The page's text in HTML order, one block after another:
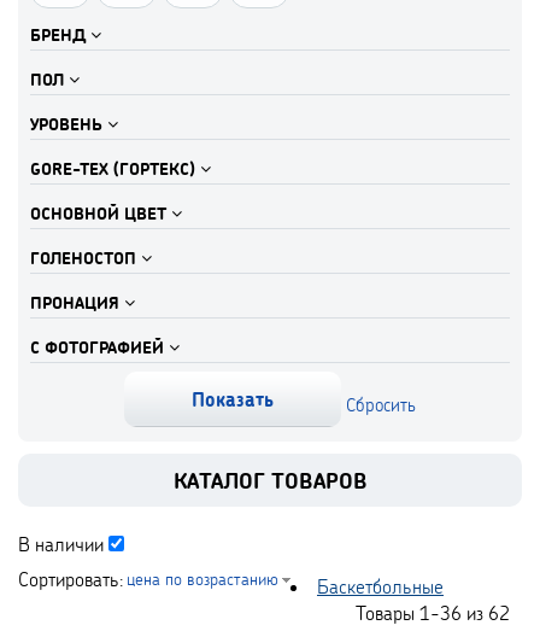
БРЕНД
ПОЛ
УРОВЕНЬ
GORE-TEX (ГОРТЕКС)
ОСНОВНОЙ ЦВЕТ
ГОЛЕНОСТОП
ПРОНАЦИЯ
С ФОТОГРАФИЕЙ
КАТАЛОГ ТОВАРОВ
В наличии
Сортировать: цена по возрастанию
Товары 1-36 из 62
Баскетбольные